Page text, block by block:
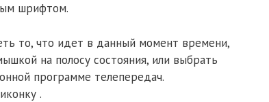
шрифтом.
то, что идет в данный момент времени,
на полосу состояния, или выбрать
программе телепередач.
.